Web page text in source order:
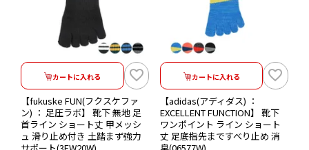
カートに入れる
【fukuske FUN(フクスケファ
ン) ： 足圧ラボ】 靴下 無地 足
首ライン ショート丈 甲メッシ
ュ 滑り止め付き 土踏まず強力
カートに入れる
【adidas(アディダス) ：
EXCELLENT FUNCTION】 靴下
ワンポイント ライン ショート
丈 足底指先まですべり止め 消